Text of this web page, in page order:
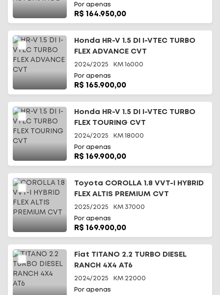
Por apenas
R$ 164.950,00
Honda HR-V 1.5 DI I-VTEC TURBO
FLEX ADVANCE CVT
2024/2025 KM 16000
Por apenas
R$ 165.900,00
Honda HR-V 1.5 DI I-VTEC TURBO
FLEX TOURING CVT
2024/2025 KM 18000
Por apenas
R$ 169.900,00
Toyota COROLLA 1.8 VVT-I HYBRID
FLEX ALTIS PREMIUM CVT
2025/2025 KM 37000
Por apenas
R$ 169.900,00
Fiat TITANO 2.2 TURBO DIESEL
RANCH 4X4 AT6
2024/2025 KM 22000
Por apenas